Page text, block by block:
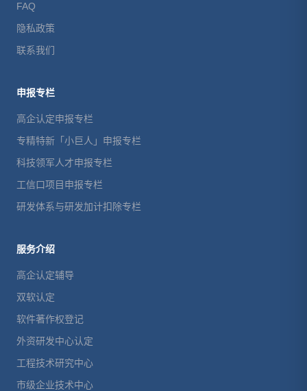
FAQ
隐私政策
联系我们
申报专栏
高企认定申报专栏
专精特新「小巨人」申报专栏
科技领军人才申报专栏
工信口项目申报专栏
研发体系与研发加计扣除专栏
服务介绍
高企认定辅导
双软认定
软件著作权登记
外资研发中心认定
工程技术研究中心
市级企业技术中心